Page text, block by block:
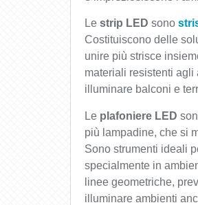
Le strip LED sono
Costituiscono delle
unire più strisce
materiali resistenti agli
illuminare balconi e
Le plafoniere LED
più lampadine, che si
Sono strumenti ideali
specialmente in
linee geometriche,
illuminare ambienti